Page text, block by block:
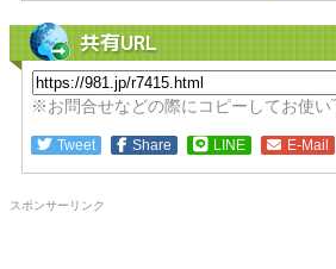
共有URL
※お問合せなどの際にコピーしてお使い
Tweet Share LINE E-Mail
スポンサーリンク